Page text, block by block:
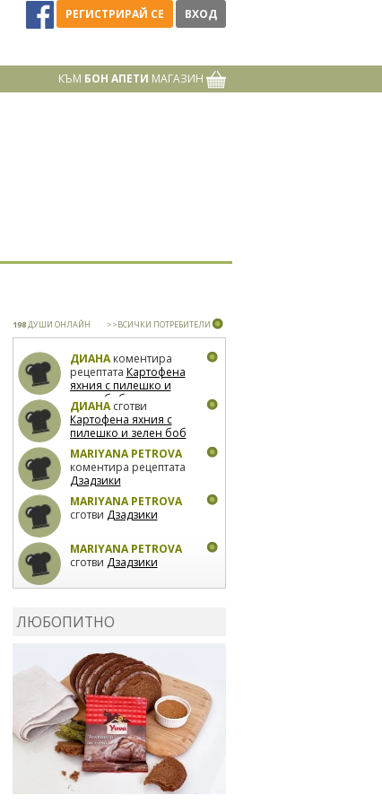
РЕГИСТРИРАЙ СЕ ВХОД
КЪМ БОН АПЕТИ МАГАЗИН
198ДУШИ ОНЛАЙН >>ВСИЧКИ ПОТРЕБИТЕЛИ
ДИАНАкоментира
рецептата Картофена
яхния с пилешко и
зелен боб
ДИАНАсготви
Картофена яхния с
пилешко и зелен боб
MARIYANA PETROVA
коментира рецептата
Дзадзики
MARIYANA PETROVA
сготви Дзадзики
MARIYANA PETROVA
сготви Дзадзики
фурна
рецептатаСвински
ребра с печени
картофи
ЛЮБОПИТНО